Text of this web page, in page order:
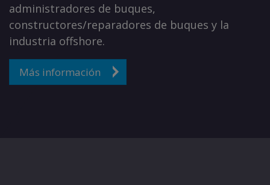
administradores de buques,
constructores/reparadores de buques y la
industria offshore.
Más información